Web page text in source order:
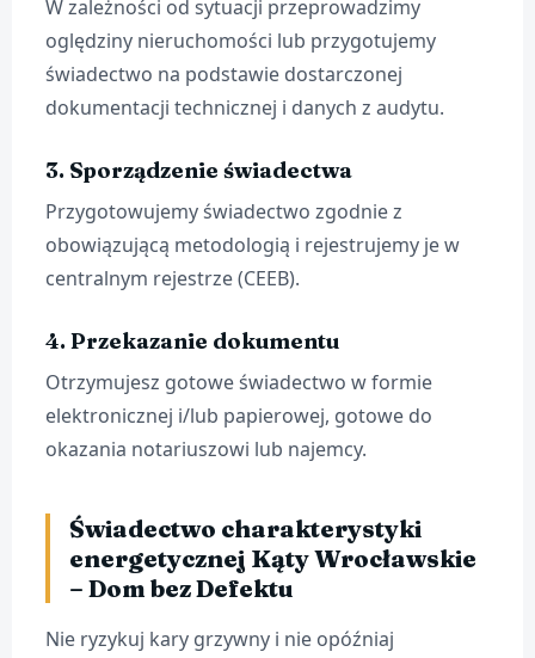
W zależności od sytuacji przeprowadzimy
oględziny nieruchomości lub przygotujemy
świadectwo na podstawie dostarczonej
dokumentacji technicznej i danych z audytu.
3. Sporządzenie świadectwa
Przygotowujemy świadectwo zgodnie z
obowiązującą metodologią i rejestrujemy je w
centralnym rejestrze (CEEB).
4. Przekazanie dokumentu
Otrzymujesz gotowe świadectwo w formie
elektronicznej i/lub papierowej, gotowe do
okazania notariuszowi lub najemcy.
Świadectwo charakterystyki
energetycznej Kąty Wrocławskie
– Dom bez Defektu
Nie ryzykuj kary grzywny i nie opóźniaj